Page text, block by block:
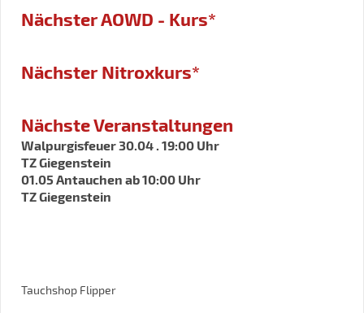
Nächster AOWD - Kurs*
Nächster Nitroxkurs*
Nächste Veranstaltungen
Walpurgisfeuer 30.04 . 19:00 Uhr
TZ Giegenstein
01.05 Antauchen ab 10:00 Uhr
TZ Giegenstein
Tauchshop Flipper